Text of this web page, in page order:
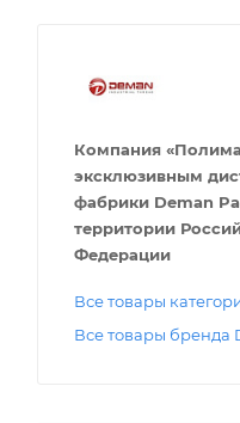
Компания
эксклюзивным
фабрики Deman
территории
Федерации
Все товары
Все товары бренда